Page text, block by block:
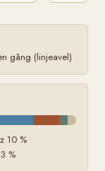
Vertrag
gång (linjeavel)
10 %
%